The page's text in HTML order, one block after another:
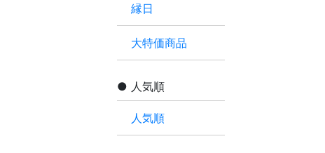
縁日
大特価商品
人気順
人気順